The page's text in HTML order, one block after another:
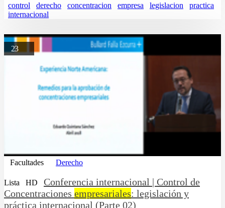
control derecho concentracion empresa legislacion
practica
internacional
23
Facultades Derecho
Lista HD
Conferencia internacional | Control de
Concentraciones empresariales: legislación y
práctica internacional (Parte 02)